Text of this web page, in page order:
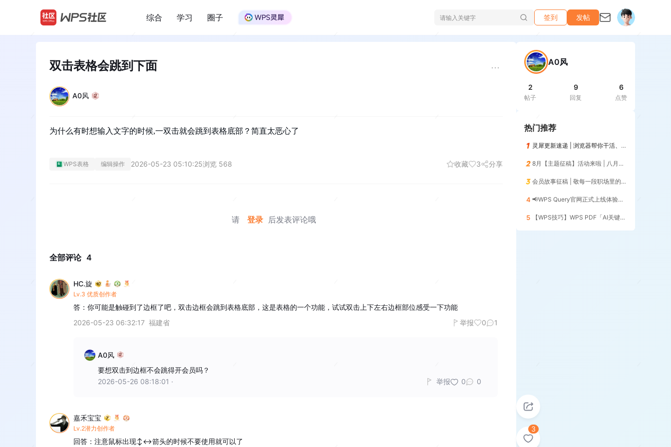
/
综合 学习 圈子 签到 发帖
双击表格会跳到下面
A0风
为什么有时想输入文字的时候,一双击就会跳到表格底部？简直太恶心了
WPS表格 编辑操作 2026-05-23 05:10:25浏览 568 收藏 3 分享
3
请 登录 后发表评论哦
全部评论 4
HC.旋
Lv.3 优质创作者
答：你可能是触碰到了边框了吧，双击边框会跳到表格底部，这是表格的一个功能，试试双击上下左右边框部位感受一下功能
2026-05-23 06:32:17 福建省 举报 0 1
A0风
要想双击到边框不会跳得开会员吗？
2026-05-26 08:18:01 · 举报 0 0
嘉禾宝宝
Lv.2潜力创作者
回答：注意鼠标出现↕↔箭头的时候不要使用就可以了
A0风
2
帖子
9
回复
6
点赞
热门推荐
灵犀更新速递 | 浏览器帮你干活、记住你的习惯，越用越懂你😎
8月【主题征稿】活动来啦 | 八月AI人，探索AI的无限可能！
会员故事征稿 | 敬每一段职场里的「最佳搭档」
4 📢WPS Query官网正式上线体验📢 | 暨第12期零基础入门（添加列）
5 【WPS技巧】WPS PDF「AI关键信息」一键提取核心数据